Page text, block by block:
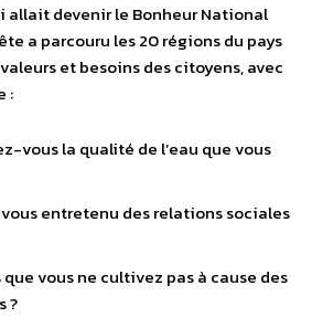
allait devenir le Bonheur National
a parcouru les 20 régions du pays
et besoins des citoyens, avec
:
vous la qualité de l’eau que vous
entretenu des relations sociales
vous ne cultivez pas à cause des
?